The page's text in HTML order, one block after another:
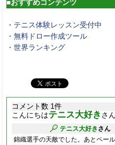
■おすすめコンテンツ
・テニス体験レッスン受付中
・無料ドロー作成ツール
・世界ランキング
コメント数 1件
こんにちはテニス大好き さん
テニス大好き さん
錦織選手の天敵でした。あとペー